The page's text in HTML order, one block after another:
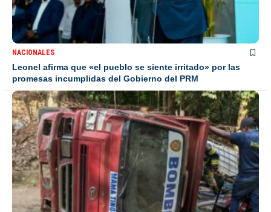
NACIONALES
Leonel afirma que «el pueblo se siente irritado» por las
promesas incumplidas del Gobierno del PRM